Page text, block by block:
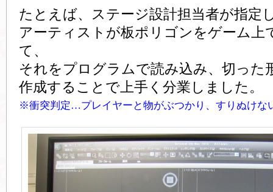
たとえば、ステージ設計担当者が指定
アーティストが板ポリゴンをゲーム上
て、
それをプログラムで読み込み、切った
作成することで上手く分業しました。
※衝突判定…プレイヤーと物がぶつかり、すりぬけな